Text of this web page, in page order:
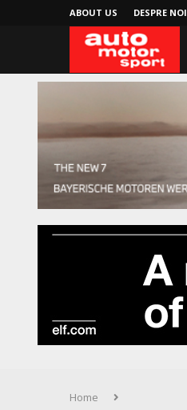
ABOUT US DESPRE NOI
Home